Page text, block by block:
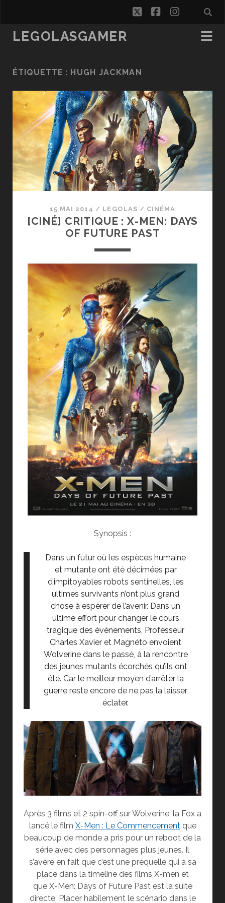
twitterfacebook
LEGOLASGAMER
ÉTIQUETTE : HUGH JACKMAN
15 MAI 2014 / LEGOLAS / CINÉMA
[CINÉ] CRITIQUE : X-MEN: DAYS
OF FUTURE PAST
Synopsis :
Dans un futur où les espèces humaine
et mutante ont été décimées par
d’impitoyables robots sentinelles, les
ultimes survivants n’ont plus grand
chose à espérer de l’avenir. Dans un
ultime effort pour changer le cours
tragique des événements, Professeur
Charles Xavier et Magnéto envoient
Wolverine dans le passé, à la rencontre
des jeunes mutants écorchés qu’ils ont
été. Car le meilleur moyen d’arrêter la
guerre reste encore de ne pas la laisser
éclater.
Après 3 films et 2 spin-off sur Wolverine, la Fox a
lancé le film X-Men : Le Commencementque
beaucoup de monde a pris pour un reboot de la
série avec des personnages plus jeunes. Il
s’avère en fait que c’est une préquelle qui a sa
place dans la timeline des films X-men et
que X-Men: Days of Future Past est la suite
directe. Placer habilement le scénario dans le